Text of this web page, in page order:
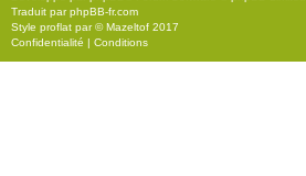
Traduit parphpBB-fr.com
Style proflat par ©Mazeltof 2017
Confidentialité | Conditions